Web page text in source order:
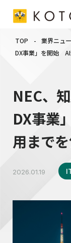
TOP - 業界ニュ
DX事業」を開始
NEC、
DX事業
用まで
2026.01.19